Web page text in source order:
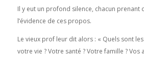
Il y eut un profond silence, chacun prenant
l’évidence de ces propos.
Le vieux prof leur dit alors : « Quels sont
votre vie ? Votre santé ? Votre famille ? Vos